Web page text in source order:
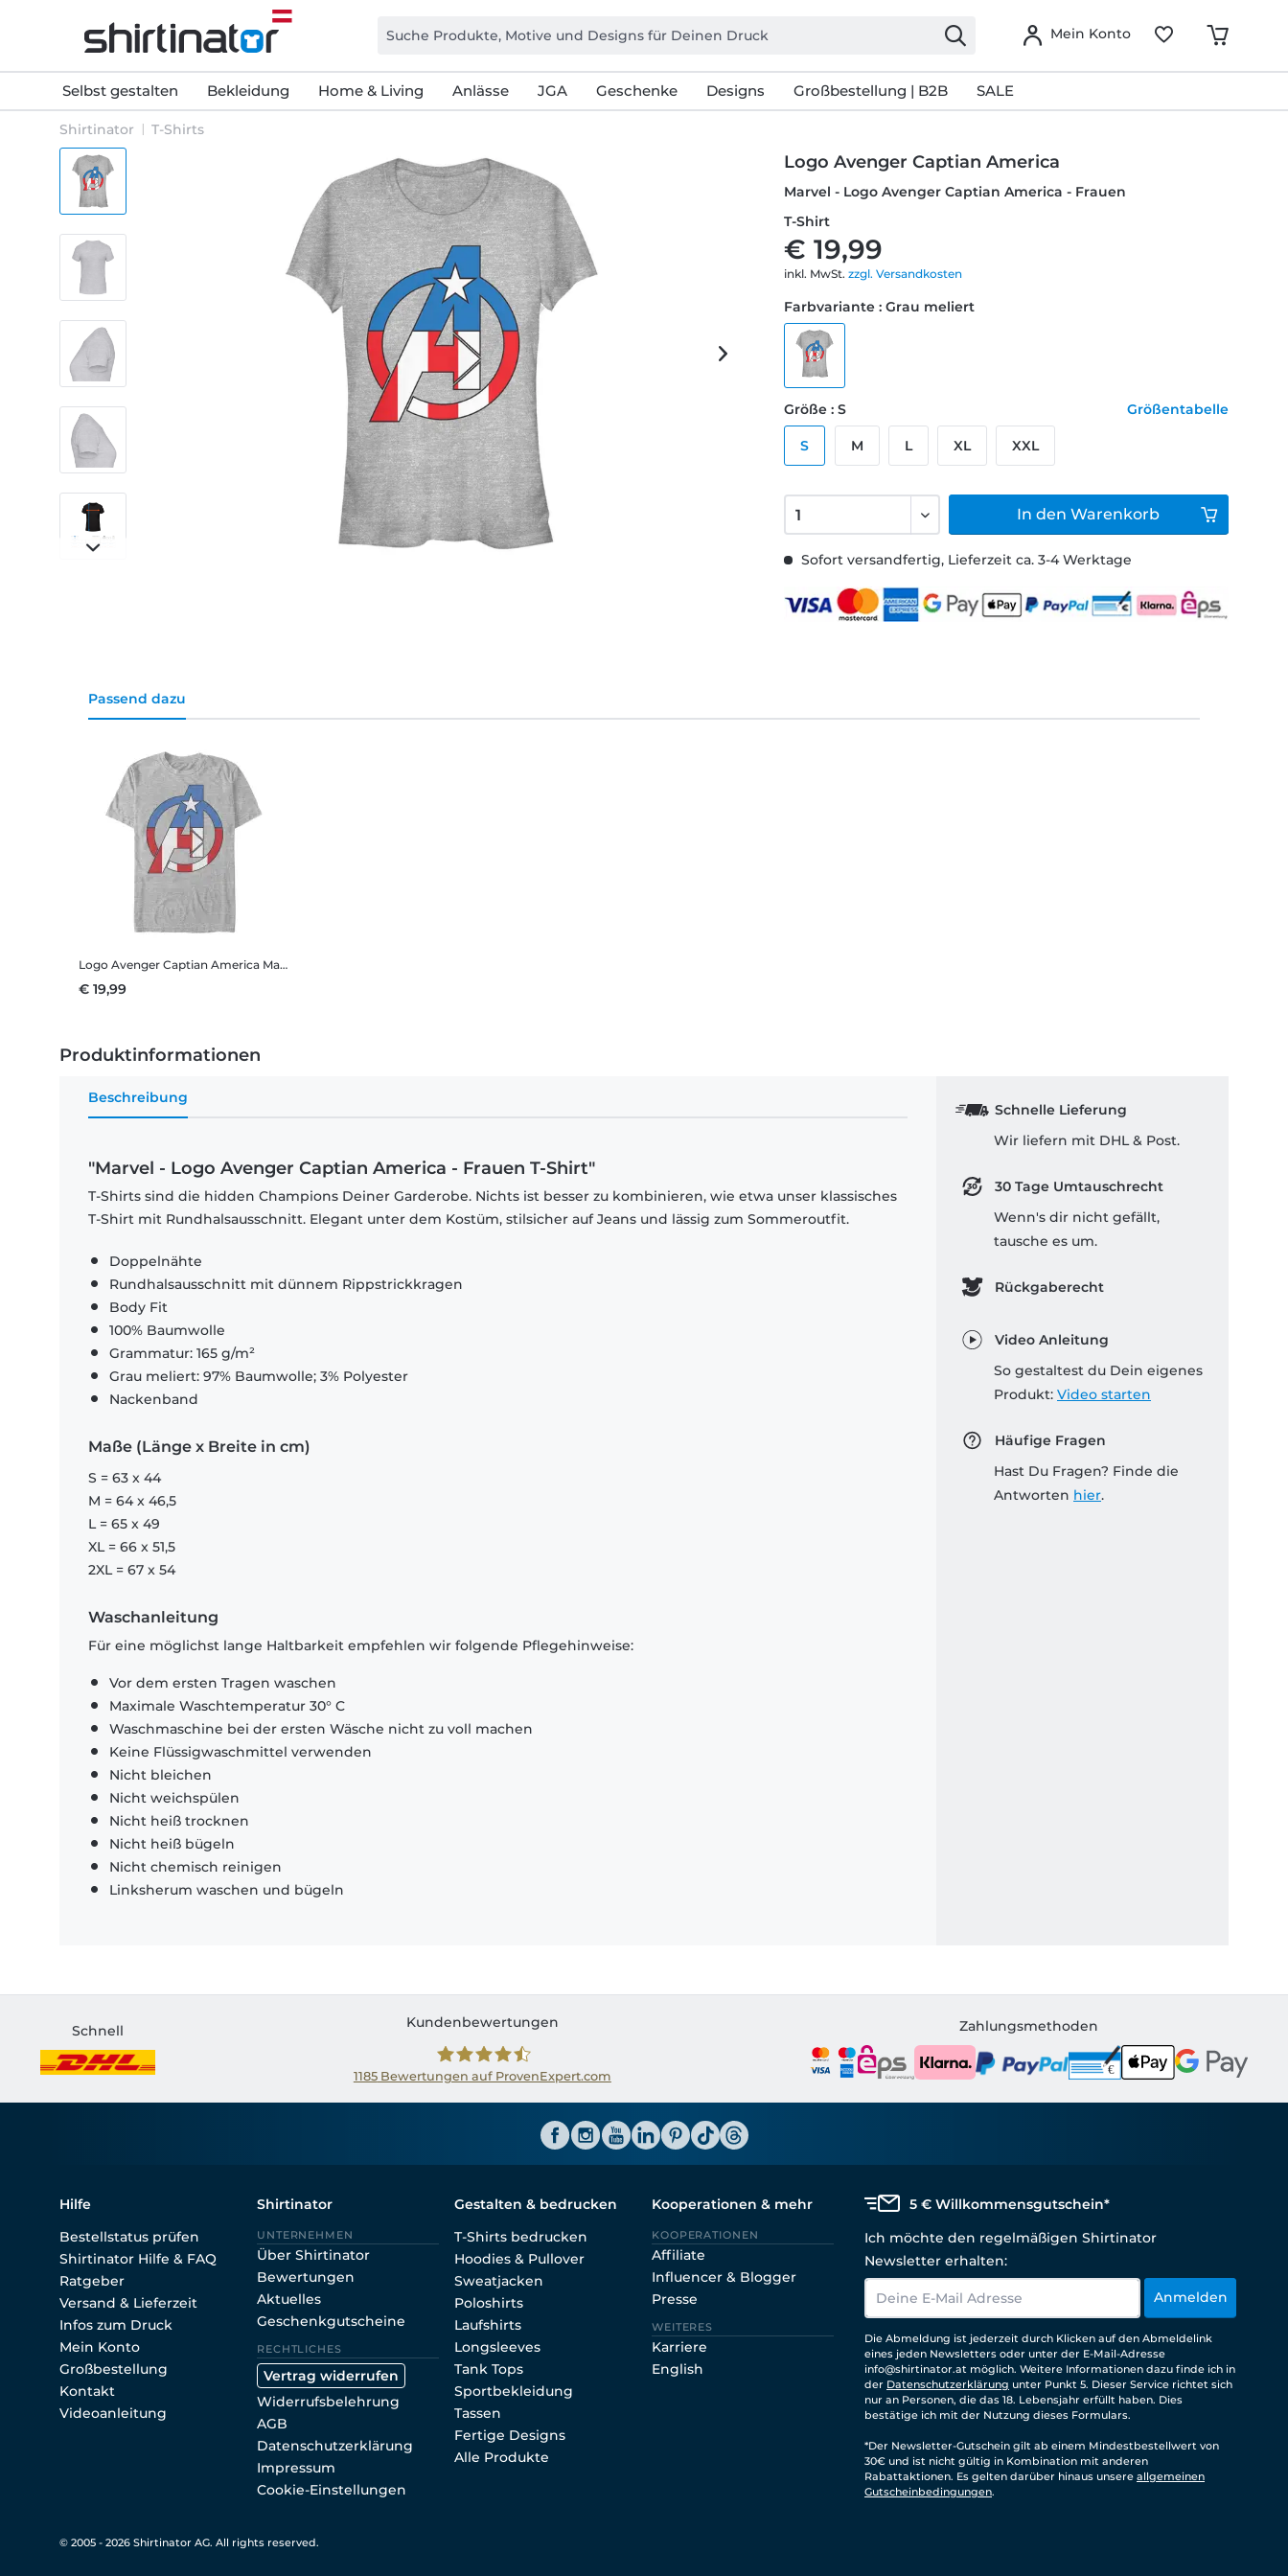
Mein Konto
Selbst gestalten Bekleidung Home & Living Anlässe JGA Geschenke Designs Großbestellung | B2B SALE
Shirtinator T-Shirts
Logo Avenger Captian America
Marvel - Logo Avenger Captian America - Frauen
T-Shirt
€ 19,99
inkl. MwSt.zzgl. Versandkosten
Sofort versandfertig, Lieferzeit ca. 3-4 Werktage
Farbvariante : Grau meliert
Größe : S Größentabelle
S M L XL XXL
In den Warenkorb
Passend dazu
Logo Avenger Captian America Marvel - Logo Avenger Captian America - Männer T-Shirt
€ 19,99
Produktinformationen
Beschreibung
"Marvel - Logo Avenger Captian America - Frauen T-Shirt"
T-Shirts sind die hidden Champions Deiner Garderobe. Nichts ist besser zu kombinieren, wie etwa unser klassisches
T-Shirt mit Rundhalsausschnitt. Elegant unter dem Kostüm, stilsicher auf Jeans und lässig zum Sommeroutfit.
Doppelnähte
Rundhalsausschnitt mit dünnem Rippstrickkragen
Body Fit
100% Baumwolle
Grammatur: 165 g/m²
Grau meliert: 97% Baumwolle; 3% Polyester
Nackenband
Maße (Länge x Breite in cm)
S = 63 x 44
M = 64 x 46,5
L = 65 x 49
XL = 66 x 51,5
2XL = 67 x 54
Waschanleitung
Für eine möglichst lange Haltbarkeit empfehlen wir folgende Pflegehinweise:
Vor dem ersten Tragen waschen
Maximale Waschtemperatur 30° C
Waschmaschine bei der ersten Wäsche nicht zu voll machen
Keine Flüssigwaschmittel verwenden
Nicht bleichen
Nicht weichspülen
Nicht heiß trocknen
Nicht heiß bügeln
Nicht chemisch reinigen
Linksherum waschen und bügeln
Schnelle Lieferung
Wir liefern mit DHL & Post.
30 Tage Umtauschrecht
Wenn's dir nicht gefällt,
tausche es um.
Rückgaberecht
Video Anleitung
So gestaltest du Dein eigenes
Produkt: Video starten
Häufige Fragen
Hast Du Fragen? Finde die
Antworten hier.
Schnell
Kundenbewertungen
1185Bewertungen auf ProvenExpert.com
Zahlungsmethoden
Hilfe
Bestellstatus prüfen
Shirtinator Hilfe & FAQ
Ratgeber
Versand & Lieferzeit
Infos zum Druck
Mein Konto
Großbestellung
Kontakt
Videoanleitung
Shirtinator
UNTERNEHMEN
Über Shirtinator
Bewertungen
Aktuelles
Geschenkgutscheine
RECHTLICHES
Vertrag widerrufen
Widerrufsbelehrung
AGB
Datenschutzerklärung
Impressum
Cookie-Einstellungen
Gestalten & bedrucken
T-Shirts bedrucken
Hoodies & Pullover
Sweatjacken
Poloshirts
Laufshirts
Longsleeves
Tank Tops
Sportbekleidung
Tassen
Fertige Designs
Alle Produkte
Kooperationen & mehr
KOOPERATIONEN
Affiliate
Influencer & Blogger
Presse
WEITERES
Karriere
English
5 € Willkommensgutschein*
Ich möchte den regelmäßigen Shirtinator
Newsletter erhalten:
Anmelden
Die Abmeldung ist jederzeit durch Klicken auf den Abmeldelink
eines jeden Newsletters oder unter der E-Mail-Adresse
info@shirtinator.at möglich. Weitere Informationen dazu finde ich in
der Datenschutzerklärung unter Punkt 5. Dieser Service richtet sich
nur an Personen, die das 18. Lebensjahr erfüllt haben. Dies
bestätige ich mit der Nutzung dieses Formulars.
*Der Newsletter-Gutschein gilt ab einem Mindestbestellwert von
30€ und ist nicht gültig in Kombination mit anderen
Rabattaktionen. Es gelten darüber hinaus unsere allgemeinen
Gutscheinbedingungen.
© 2005 - 2026 Shirtinator AG. All rights reserved.